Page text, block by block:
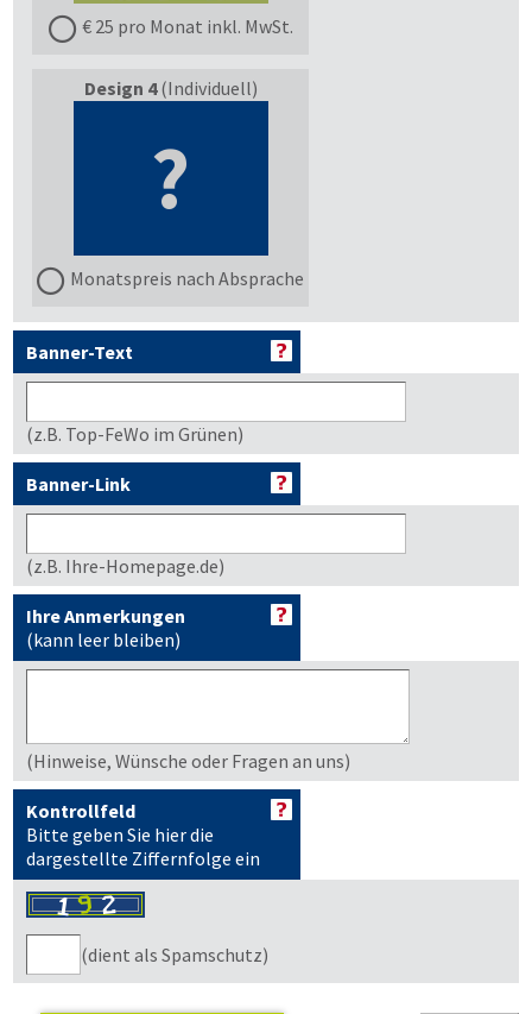
€ 25 pro Monat inkl. MwSt.
Design 4(Individuell)
?
Monatspreis nach Absprache
Banner-Text
(z.B. Top-FeWo im Grünen)
Banner-Link
(z.B. Ihre-Homepage.de)
Ihre Anmerkungen
(kann leer bleiben)
(Hinweise, Wünsche oder Fragen an uns)
Kontrollfeld
Bitte geben Sie hier die
dargestellte Ziffernfolge ein
(dient als Spamschutz)